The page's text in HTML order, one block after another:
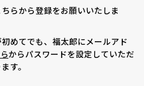
らから登録をお願いいたしま
めてでも、福太郎にメールアド
からパスワードを設定していただ
す。